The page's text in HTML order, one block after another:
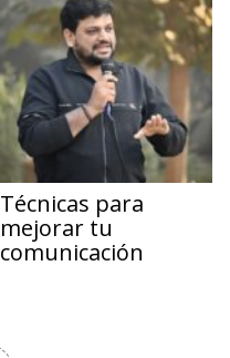
Técnicas para
mejorar tu
comunicación